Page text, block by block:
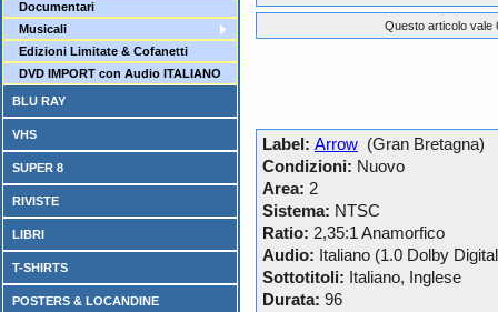
Documentari
Musicali
Edizioni Limitate & Cofanetti
DVD IMPORT con Audio ITALIANO
BLU RAY
VHS
SUPER 8
RIVISTE
LIBRI
T-SHIRTS
POSTERS & LOCANDINE
Questo articolo vale
Label: Arrow (Gran Bretagna)
Condizioni: Nuovo
Area: 2
Sistema: NTSC
Ratio: 2,35:1 Anamorfico
Audio: Italiano (1.0 Dolby
Sottotitoli: Italiano, Inglese
Durata: 96